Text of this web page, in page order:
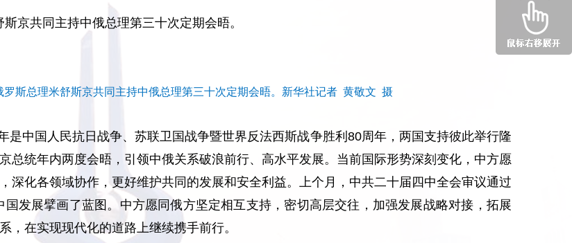
京共同主持中俄总理第三十次定期会晤。
斯总理米舒斯京共同主持中俄总理第三十次定期会晤。新华社记者 黄敬文 摄
中国人民抗日战争、苏联卫国战争暨世界反法西斯战争胜利80周年，两国支持彼此举行隆
总统年内两度会晤，引领中俄关系破浪前行、高水平发展。当前国际形势深刻变化，中方愿
深化各领域协作，更好维护共同的发展和安全利益。上个月，中共二十届四中全会审议通过
发展擘画了蓝图。中方愿同俄方坚定相互支持，密切高层交往，加强发展战略对接，拓展
，在实现现代化的道路上继续携手前行。